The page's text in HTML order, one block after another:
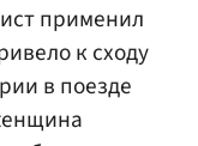
применил
к сходу
в поезде